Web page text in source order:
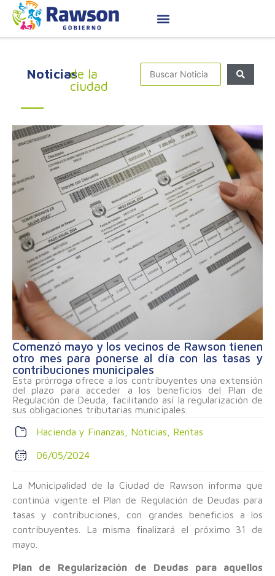
Noticiasde la
ciudad
Comenzó mayo y los vecinos de Rawson tienen
otro mes para ponerse al día con las tasas y
contribuciones municipales
Esta prórroga ofrece a los contribuyentes una extensión
del plazo para acceder a los beneficios del Plan de
Regulación de Deuda, facilitando así la regularización de
sus obligaciones tributarias municipales.
Hacienda y Finanzas Noticias Rentas
06/05/2024
La Municipalidad de la Ciudad de Rawson informa que
continúa vigente el Plan de Regulación de Deudas para
tasas y contribuciones, con grandes beneficios a los
contribuyentes. La misma finalizará el próximo 31 de
mayo.
Plan de Regularización de Deudas para aquellos